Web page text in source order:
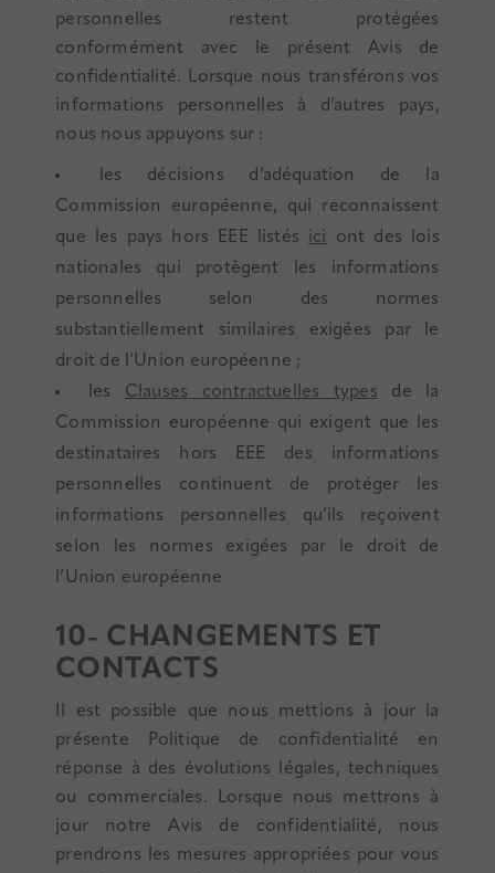
personnelles restent protégées
conformément avec le présent Avis de
confidentialité. Lorsque nous transférons vos
informations personnelles à d’autres pays,
nous nous appuyons sur :
les décisions d’adéquation de la
Commission européenne, qui reconnaissent
que les pays hors EEE listés ici ont des lois
nationales qui protègent les informations
personnelles selon des normes
substantiellement similaires exigées par le
droit de l’Union européenne ;
les Clauses contractuelles types de la
Commission européenne qui exigent que les
destinataires hors EEE des informations
personnelles continuent de protéger les
informations personnelles qu’ils reçoivent
selon les normes exigées par le droit de
l’Union européenne
10- CHANGEMENTS ET
CONTACTS
Il est possible que nous mettions à jour la
présente Politique de confidentialité en
réponse à des évolutions légales, techniques
ou commerciales. Lorsque nous mettrons à
jour notre Avis de confidentialité, nous
prendrons les mesures appropriées pour vous